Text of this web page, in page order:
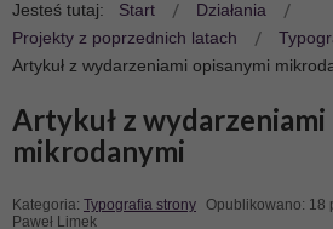
Jesteś tutaj: Start
Działania
Projekty z poprzednich latach
Artykuł z wydarzeniami opisanymi
Artykuł z wydarzeniami
mikrodanymi
Kategoria: Typografia strony Opublikowano: 18
Paweł Limek